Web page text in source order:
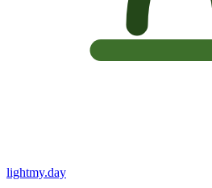
lightmy.day